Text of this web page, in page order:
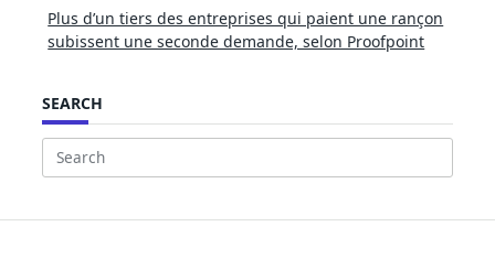
Plus d’un tiers des entreprises qui paient une rançon
subissent une seconde demande, selon Proofpoint
SEARCH
Search